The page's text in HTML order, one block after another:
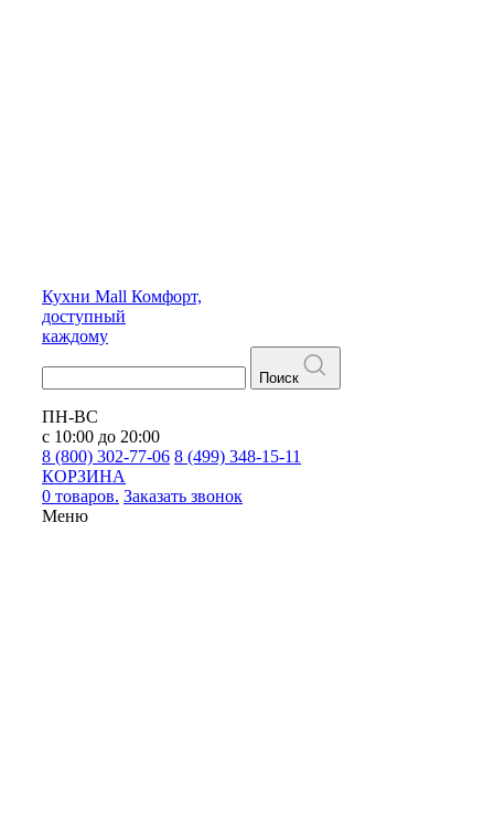
Кухни Mall Комфорт,
доступный
каждому
Поиск
ПН-ВС
с 10:00 до 20:00
8 (800) 302-77-06 8 (499) 348-15-11
КОРЗИНА
0 товаров. Заказать звонок
Меню